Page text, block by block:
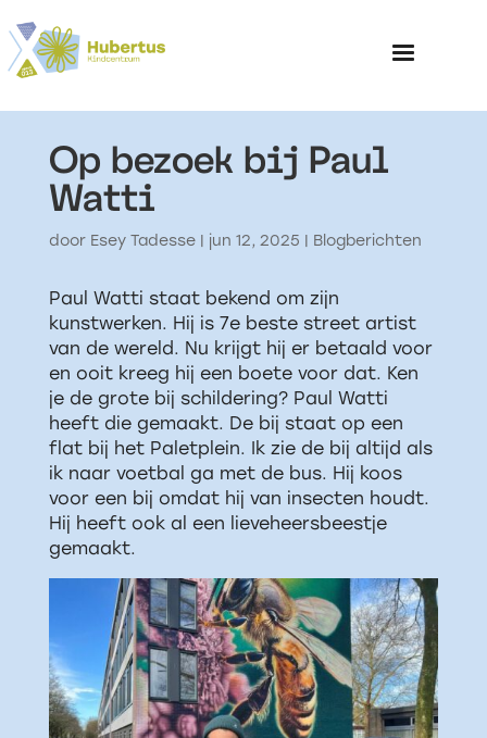
Home
Over het
Op bezoek bij Paul
Watti
door Esey Tadesse| jun 12, 2025 | Blogberichten
Paul Watti staat bekend om zijn
kunstwerken. Hij is 7e beste street artist
van de wereld. Nu krijgt hij er betaald voor
en ooit kreeg hij een boete voor dat. Ken
je de grote bij schildering? Paul Watti
heeft die gemaakt. De bij staat op een
flat bij het Paletplein. Ik zie de bij altijd als
ik naar voetbal ga met de bus. Hij koos
voor een bij omdat hij van insecten houdt.
Hij heeft ook al een lieveheersbeestje
gemaakt.